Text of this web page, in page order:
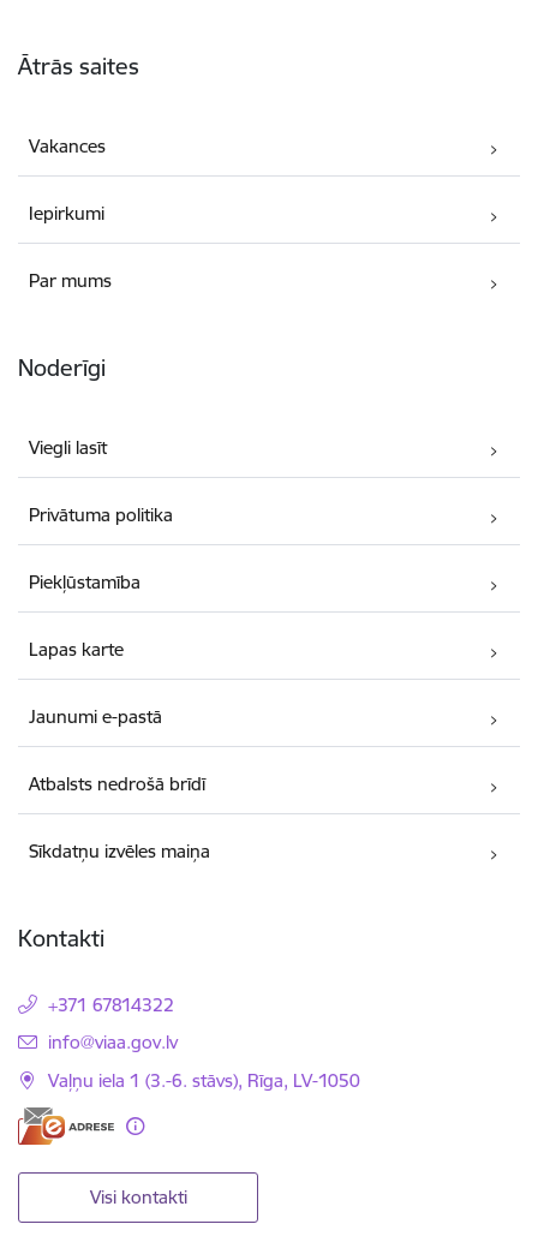
Ātrās saites
Vakances
Iepirkumi
Par mums
Noderīgi
Viegli lasīt
Privātuma politika
Piekļūstamība
Lapas karte
Jaunumi e-pastā
Atbalsts nedrošā brīdī
Sīkdatņu izvēles maiņa
Kontakti
+371 67814322
E-pasts:
info@viaa.gov.lv
Vaļņu iela 1 (3.-6. stāvs), Rīga, LV-1050
Visi kontakti